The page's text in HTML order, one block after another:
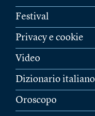
Festival
Privacy e cookie
Video
Dizionario italiano
Oroscopo